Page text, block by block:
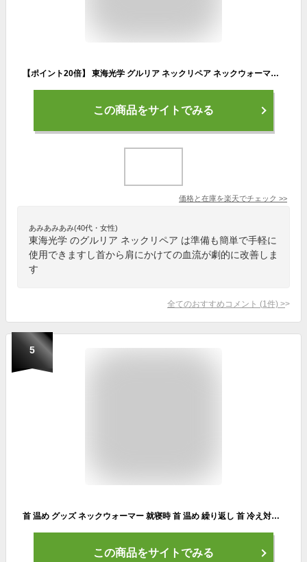
【ポイント20倍】 東海光学 グルリア ネックリペア ネックウォーマー 首 温め グッズ ネックウォーマー 就寝時 首 温め 繰り返し 首 冷え対策 肩当て 温活 レディース メンズ 防寒 血流ケア 血流促進 眠り アイテム 冷え パソコン PC スマートフォン 携帯 疲れ目 ギフト
この商品をサイトでみる
価格と在庫を楽天でチェック >>
あみあみあみ(40代・女性)
東海光学 のグルリア ネックリペア は準備も簡単で手軽に
使用できますし首から肩にかけての血流が劇的に改善しま
す
全てのおすすめコメント (1 件) >
5
首 温め グッズ ネックウォーマー 就寝時 首 温め 繰り返し 首 冷え対策 肩当て 温活 レディース メンズ 防寒 血流ケア 血流促進 眠り アイテム 冷え グルリア gruria ネックリペア プレゼント 母の日
この商品をサイトでみる